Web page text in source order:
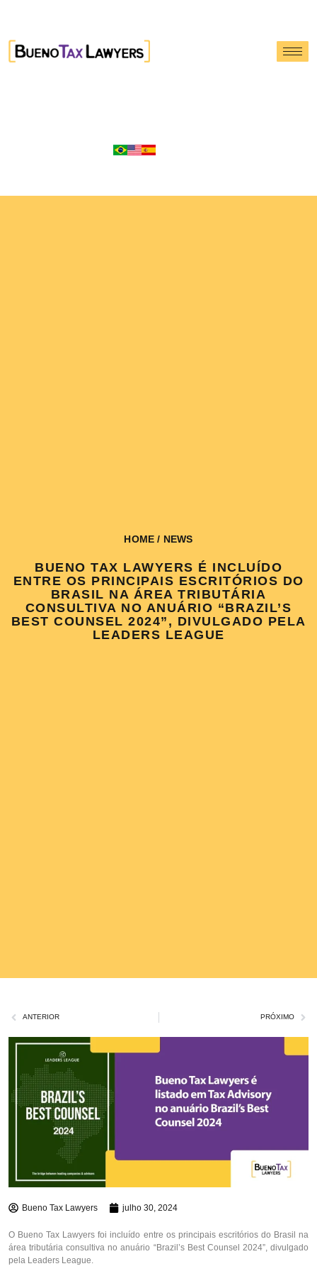
HOME / NEWS
BUENO TAX LAWYERS É INCLUÍDO
ENTRE OS PRINCIPAIS ESCRITÓRIOS DO
BRASIL NA ÁREA TRIBUTÁRIA
CONSULTIVA NO ANUÁRIO “BRAZIL’S
BEST COUNSEL 2024”, DIVULGADO PELA
LEADERS LEAGUE
ANTERIOR PRÓXIMO
Bueno Tax Lawyers julho 30, 2024
O Bueno Tax Lawyers foi incluído entre os principais escritórios do Brasil na
área tributária consultiva no anuário “Brazil’s Best Counsel 2024”, divulgado
pela Leaders League.